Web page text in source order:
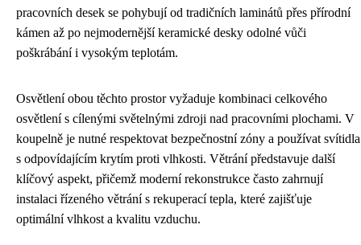
pracovních desek se pohybují od tradičních laminátů přes přírodní
kámen až po nejmodernější keramické desky odolné vůči
poškrábání i vysokým teplotám.
Osvětlení obou těchto prostor vyžaduje kombinaci celkového
osvětlení s cílenými světelnými zdroji nad pracovními plochami. V
koupelně je nutné respektovat bezpečnostní zóny a používat svítidla
s odpovídajícím krytím proti vlhkosti. Větrání představuje další
klíčový aspekt, přičemž moderní rekonstrukce často zahrnují
instalaci řízeného větrání s rekuperací tepla, které zajišťuje
optimální vlhkost a kvalitu vzduchu.